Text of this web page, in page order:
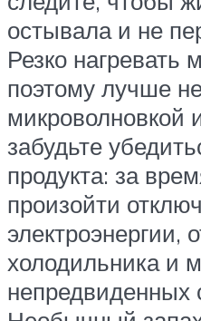
остывала и не
Резко нагревать
поэтому лучше
микроволновкой
забудьте
продукта: за
произойти
электроэнергии,
холодильника и
непредвиденных